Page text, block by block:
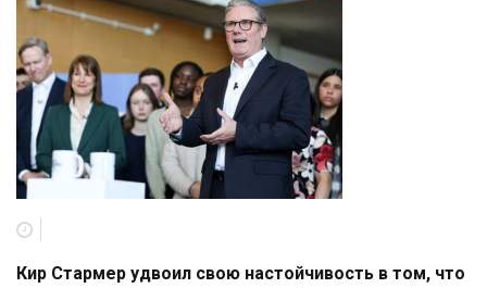
Кир Стармер удвоил свою настойчивость в том, что